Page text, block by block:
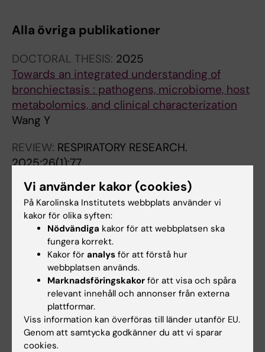
Guo J; Wen Z; Zhang Z
Alla övriga publikationer
DOCTORAL THESIS: 2025
Towards an integrated understanding of
bronchiectasis : pathogens, microbiome, host
metabolomics, and clinical characterization
Wang Y
REVIEW: RESPIRATORY RESEARCH.
2025;26(1):77
Pulmonary microbiology and microbiota in
adults with non-cystic fibrosis
bronchiectasis: a systematic review and
meta-analysis
Wang Y; Xiao J; Yang X; Liu Y; Du J; Bossios A;
Zhang X; Su G; Wu L; Zhang Z; Lundborg CS
Alla författare
PREPRINT:RESEARCH SQUARE.2020
Validation of the Wisconsin Upper Respiratory
Symptom Survey-24, Chinese version
Wang Y; He Z; Chen S; Liu Y; Li F; Barrett B;
Lundborg CS; Zhang Z; Su G
Alla författare
Vi använder kakor (cookies)
På Karolinska Institutets webbplats använder vi
kakor för olika syften:
Nödvändiga kakor för att webbplatsen ska
fungera korrekt.
Kakor för analys för att förstå hur
webbplatsen används.
Marknadsföringskakor för att visa och spåra
relevant innehåll och annonser från externa
plattformar.
Viss information kan överföras till länder utanför EU.
Genom att samtycka godkänner du att vi sparar
cookies.